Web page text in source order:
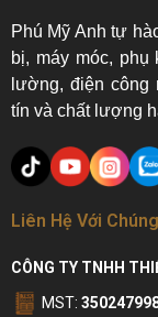
Phú Mỹ Anh tự
bị, máy móc,
lường, điện công
tín và chất lượng
Liên Hệ Với
CÔNG TY TNHH
MST: